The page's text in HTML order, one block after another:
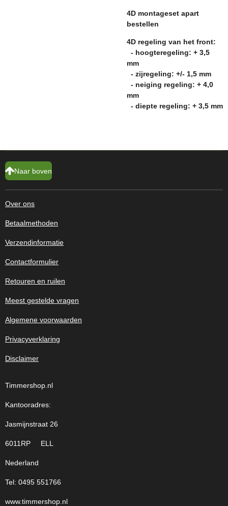
4D montageset apart
bestellen
4D regeling van het front:
- hoogteregeling: + 3,5
mm
- zijregeling: +/- 1,5 mm
- neiging regeling: + 4,0
mm
- diepte regeling: + 3,5 mm
Naar boven
Over ons
Betaalmethoden
Verzendinformatie
Contactformulier
Retouren en ruilen
Meest gestelde vragen
Algemene voorwaarden
Privacyverklaring
Disclaimer
Timmershop.nl
Kantooradres:
Jasmijnstraat 26
6011RP ELL
Nederland
Tel: 0495 551766
www.timmershop.nl